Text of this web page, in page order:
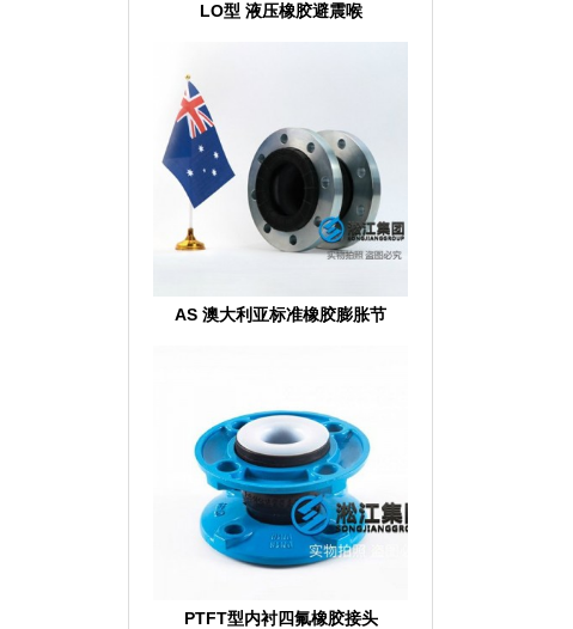
LO型 液压橡胶避震喉
AS 澳大利亚标准橡胶膨胀节
PTFT型内衬四氟橡胶接头